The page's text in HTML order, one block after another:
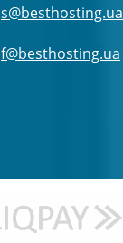
s@besthosting.ua
f@besthosting.ua